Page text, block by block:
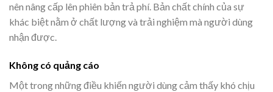
nên nâng cấp lên phiên bản trả phí. Bản chất chính của sự
khác biệt nằm ở chất lượng và trải nghiệm mà người dùng
nhận được.
Không có quảng cáo
Một trong những điều khiến người dùng cảm thấy khó chịu